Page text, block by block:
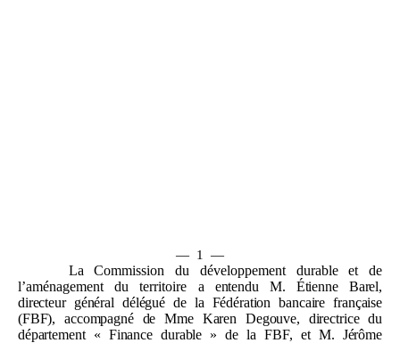
— 1 —
La Commission du développement durable et de
l’aménagement du territoire a entendu M.
Étienne Barel,
directeur général délégué de la Fédération bancaire française
(FBF), accompagné de Mme Karen Degouve, directrice du
département « Finance durable » de la FBF, et M. Jérôme